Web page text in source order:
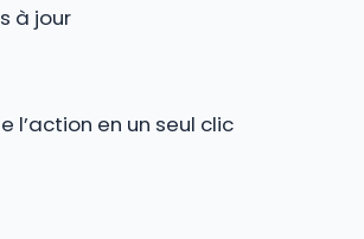
à jour
en un seul clic